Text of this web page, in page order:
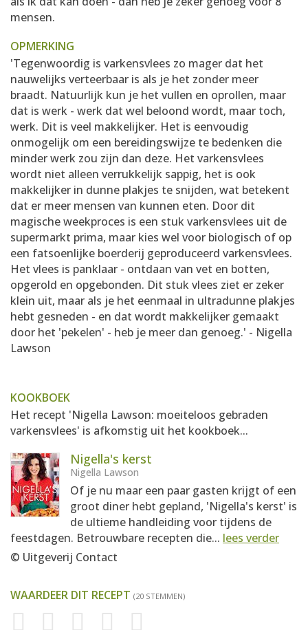
mensen.
OPMERKING
'Tegenwoordig is varkensvlees zo mager dat het
nauwelijks verteerbaar is als je het zonder meer
braadt. Natuurlijk kun je het vullen en oprollen, maar
dat is werk - werk dat wel beloond wordt, maar toch,
werk. Dit is veel makkelijker. Het is eenvoudig
onmogelijk om een bereidingswijze te bedenken die
minder werk zou zijn dan deze. Het varkensvlees
wordt niet alleen verrukkelijk sappig, het is ook
makkelijker in dunne plakjes te snijden, wat betekent
dat er meer mensen van kunnen eten. Door dit
magische weekproces is een stuk varkensvlees uit de
supermarkt prima, maar kies wel voor biologisch of op
een fatsoenlijke boerderij geproduceerd varkensvlees.
Het vlees is panklaar - ontdaan van vet en botten,
opgerold en opgebonden. Dit stuk vlees ziet er zeker
klein uit, maar als je het eenmaal in ultradunne plakjes
hebt gesneden - en dat wordt makkelijker gemaakt
door het 'pekelen' - heb je meer dan genoeg.' - Nigella
Lawson
KOOKBOEK
Het recept 'Nigella Lawson: moeiteloos gebraden
varkensvlees' is afkomstig uit het kookboek...
Nigella's kerst
Nigella Lawson
Of je nu maar een paar gasten krijgt of een
groot diner hebt gepland, 'Nigella's kerst' is
de ultieme handleiding voor tijdens de
feestdagen. Betrouwbare recepten die... lees verder
© Uitgeverij Contact
WAARDEER DIT RECEPT (20 STEMMEN)